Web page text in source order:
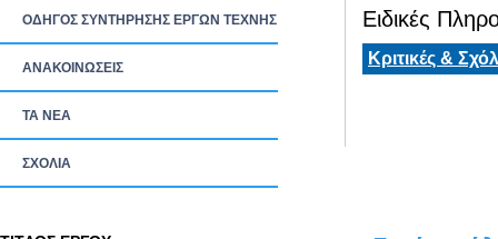
ΟΔΗΓΟΣ ΣΥΝΤΗΡΗΣΗΣ ΕΡΓΩΝ ΤΕΧΝΗΣ
ΑΝΑΚΟΙΝΩΣΕΙΣ
ΤΑ ΝEΑ
ΣΧΟΛΙΑ
Ειδικές
Κριτικές &